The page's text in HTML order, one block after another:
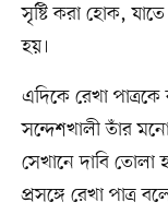
সৃষ্টি করা হোক,
হয়।
এদিকে রেখা
সন্দেশখালী তাঁর
সেখানে দাবি তোলা
প্রসঙ্গে রেখা পাত্র